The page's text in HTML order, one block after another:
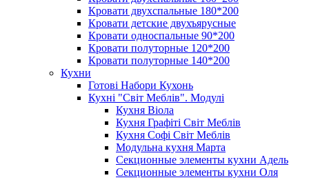
Кровати двухспальные 180*200
Кровати детские двухъярусные
Кровати односпальные 90*200
Кровати полуторные 120*200
Кровати полуторные 140*200
Кухни
Готові Набори Кухонь
Кухні "Світ Меблів". Модулі
Кухня Віола
Кухня Графіті Світ Меблів
Кухня Софі Світ Меблів
Модульна кухня Марта
Секционные элементы кухни Адель
Секционные элементы кухни Оля